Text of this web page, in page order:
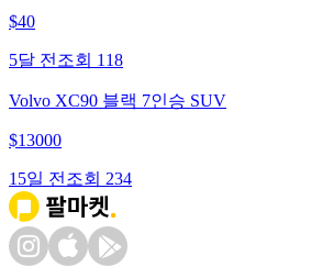
$40
5달 전 조회 118
Volvo XC90 블랙 7인승 SUV
$13000
15일 전 조회 234